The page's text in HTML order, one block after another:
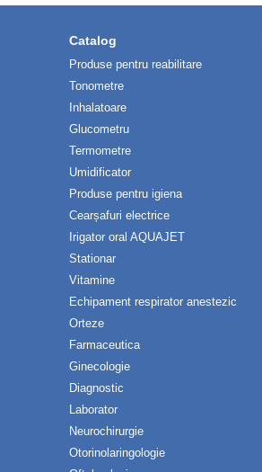
Catalog
Produse pentru reabilitare
Tonometre
Inhalatoare
Glucometru
Termometre
Umidificator
Produse pentru igiena
Cearșafuri electrice
Irigator oral AQUAJET
Stationar
Vitamine
Echipament respirator anestezic
Orteze
Farmaceutica
Ginecologie
Diagnostic
Laborator
Neurochirurgie
Otorinolaringologie